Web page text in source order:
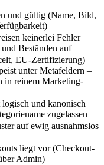
und gültig (Name, Bild,
keinerlei Fehler
Beständen auf
EU-Zertifizierung)
unter Metafeldern –
in reinem Marketing-
und kanonisch
zugelassen
auf ewig ausnahmslos
liegt vor (Checkout-
Admin)